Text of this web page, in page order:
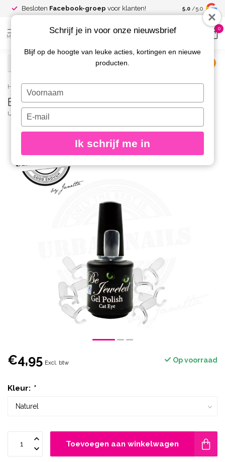
Besloten Facebook-groep voor klanten! Spaar voor
kortingen
5.0 /5.0
MENU
0
Home / Bottle Tips 50 st.
Bottle Tips 50 st.
URBAN NAILS
€4,95 Excl. btw Op voorraad
Kleur: *
Toevoegen aan winkelwagen
Schrijf je in voor onze nieuwsbrief
Blijf op de hoogte van leuke acties, kortingen en nieuwe
producten.
Typ
je
naam
Typ
je
e-
in
Ik schrijf me in